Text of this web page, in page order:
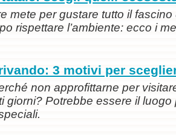
mete per gustare tutto il
rispettare l’ambiente: ecco i
3 motivi per
non approfittarne per
giorni? Potrebbe essere il